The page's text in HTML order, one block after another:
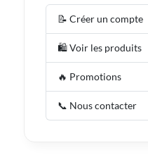
📝 Créer un compte
🛍️ Voir les produits
🔥 Promotions
📞 Nous contacter